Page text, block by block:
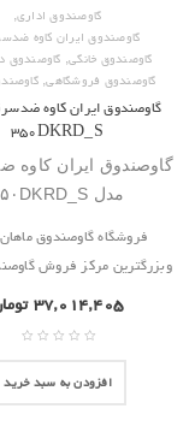
گاوصندوق اداری,
گاوصندوق ایران کاوه
گاوصندوق خانگی, گاوصندوق
گاوصندوق فروشگاهی,
گاوصندوق ایران کاوه
۳۵۰DKRD_S
گاوصندوق ایران
مدل ۳۵۰DKRD_S
فروشگاه گاوصندوق
وبزرگترین مرکز فروش
۳۷,۰۱۴,۴۰۵
افزودن به سبد خرید